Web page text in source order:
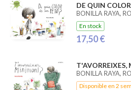
DE QUIN
BONILLA RAYA,
En stock
17,50 €
T'AVORREIXES,
BONILLA RAYA,
Disponible en 2